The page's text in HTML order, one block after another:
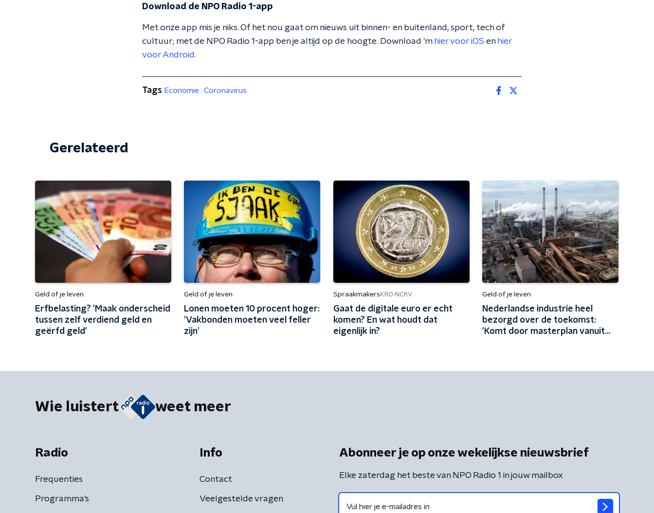
Download de NPO Radio 1-app
Met onze app mis je niks. Of het nou gaat om nieuws uit binnen- en buitenland, sport, tech of
cultuur; met de NPO Radio 1-app ben je altijd op de hoogte. Download 'm hier voor iOS en hier
voor Android.
Tags Economie Coronavirus
Gerelateerd
Geld of je leven
Erfbelasting? 'Maak onderscheid
tussen zelf verdiend geld en
geërfd geld'
Geld of je leven
Lonen moeten 10 procent hoger:
'Vakbonden moeten veel feller
zijn'
Spraakmakers KRO-NCRV
Gaat de digitale euro er echt
komen? En wat houdt dat
eigenlijk in?
Geld of je leven
Nederlandse industrie heel
bezorgd over de toekomst:
'Komt door masterplan vanuit
Wie luistert weet meer
Radio
Frequenties
Programma's
Info
Contact
Veelgestelde vragen
Abonneer je op onze wekelijkse nieuwsbrief
Elke zaterdag het beste van NPO Radio 1 in jouw mailbox